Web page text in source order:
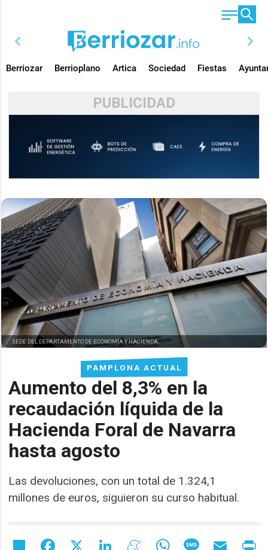
chevron_left chevron_right
Berriozar Berrioplano Artica Sociedad Fiestas
PUBLICIDAD
PAMPLONA ACTUAL
Aumento del 8,3% en la
recaudación líquida de la
Hacienda Foral de Navarra
hasta agosto
Las devoluciones, con un total de 1.324,1
millones de euros, siguieron su curso habitual.
SEDE DEL DEPARTAMENTO DE ECONOMÍA Y HACIENDA.
Share Facebook LinkedIn MeneameWhatsAppMessageEmail